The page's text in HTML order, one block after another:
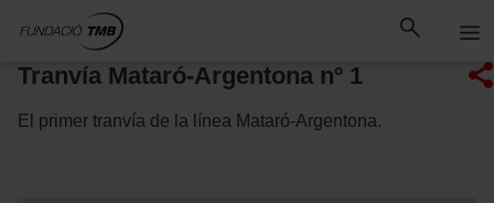
Saltar al contenido principal
al
Tranvía Mataró-Argentona nº 1
El primer tranvía de la línea Mataró-Argentona.